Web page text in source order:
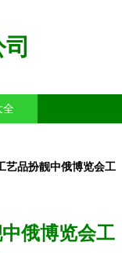
全
艺品扮靓中俄博览会工
俄博览会工